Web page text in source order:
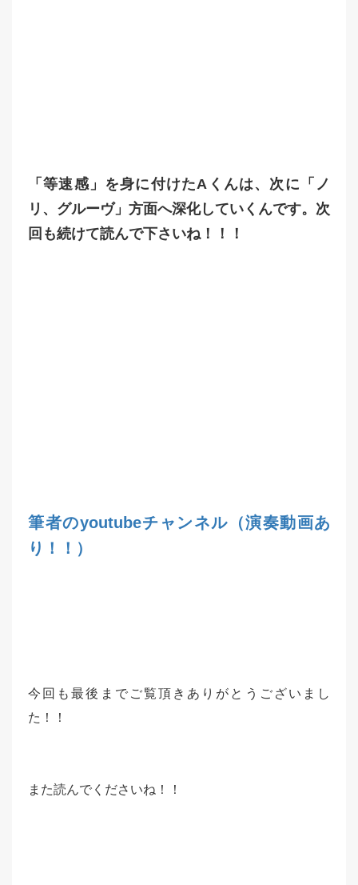
「等速感」を身に付けたAくんは、次に「ノ
リ、グルーヴ」方面へ深化していくんです。次
回も続けて読んで下さいね！！！
筆者のyoutubeチャンネル（演奏動画あ
り！！）
今回も最後までご覧頂きありがとうございまし
た！！
また読んでくださいね！！